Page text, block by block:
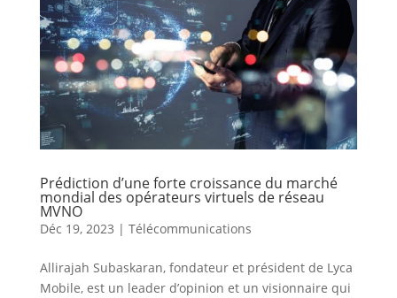
Prédiction d’une forte croissance du marché
mondial des opérateurs virtuels de réseau
MVNO
Déc 19, 2023 | Télécommunications
Allirajah Subaskaran, fondateur et président de Lyca
Mobile, est un leader d’opinion et un visionnaire qui